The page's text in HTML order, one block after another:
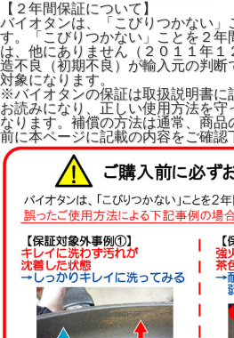
【２年間保証について】
バイオタンは、「こびりつかない」
す。「こびりつかない」ことを２年
は、他にありません（２０１１年
造不良（初期不良）が輸入元の判
対象になります。
※バイオタンの保証は取扱説明書に
お読みになり、正しい使用方法を守
なります。補償の方法は通常、商品
前に本ページに記載の内容をご確認